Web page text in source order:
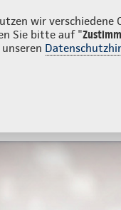
wir
Sie bitte auf "
Firmenkunden